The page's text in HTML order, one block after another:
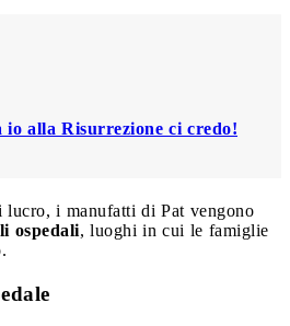
alla Risurrezione ci credo!
lucro, i manufatti di Pat vengono
ospedali, luoghi in cui le famiglie